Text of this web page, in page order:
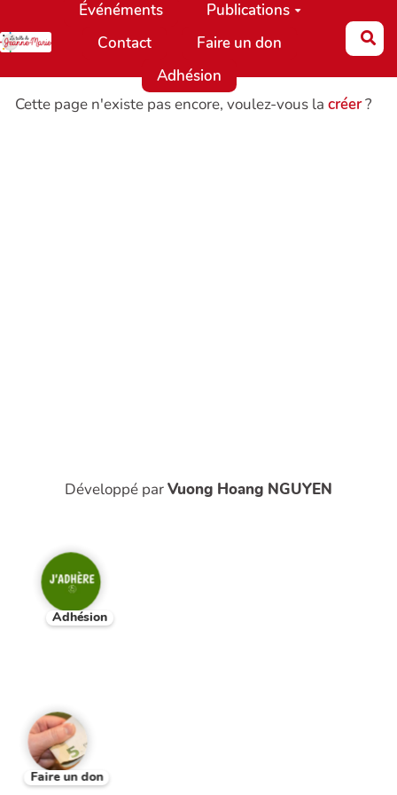
Aller au contenu principal
Événéments
Publications
Contact
Faire un don
Adhésion
Cette page n'existe pas encore, voulez-vous la créer?
Développé parVuong Hoang NGUYEN
Adhésion
Faire un don